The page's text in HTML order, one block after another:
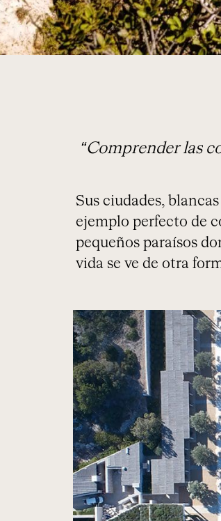
“Comprender las
Sus ciudades,
ejemplo perfecto de
pequeños paraísos
vida se ve de otra